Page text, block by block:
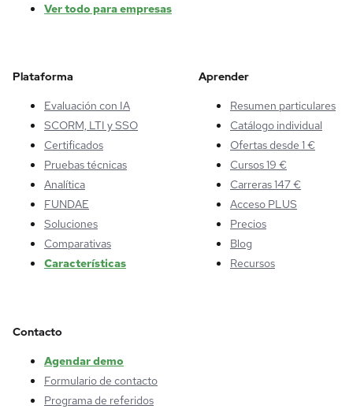
Ver todo para empresas
Plataforma
Evaluación con IA
SCORM, LTI y SSO
Certificados
Pruebas técnicas
Analítica
FUNDAE
Soluciones
Comparativas
Características
Aprender
Resumen particulares
Catálogo individual
Ofertas desde 1 €
Cursos 19 €
Carreras 147 €
Acceso PLUS
Precios
Blog
Recursos
Contacto
Agendar demo
Formulario de contacto
Programa de referidos